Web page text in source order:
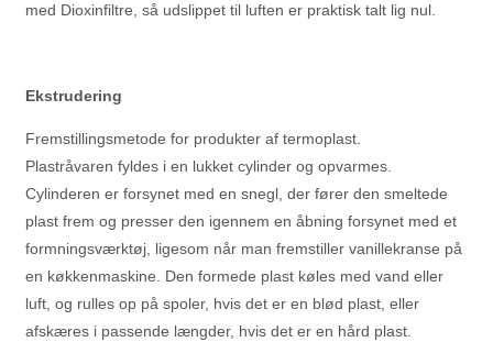
med Dioxinfiltre, så udslippet til luften er praktisk talt lig nul.
Ekstrudering
Fremstillingsmetode for produkter af termoplast.
Plastråvaren fyldes i en lukket cylinder og opvarmes.
Cylinderen er forsynet med en snegl, der fører den smeltede
plast frem og presser den igennem en åbning forsynet med et
formningsværktøj, ligesom når man fremstiller vanillekranse på
en køkkenmaskine. Den formede plast køles med vand eller
luft, og rulles op på spoler, hvis det er en blød plast, eller
afskæres i passende længder, hvis det er en hård plast.